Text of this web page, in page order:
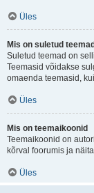
Üles
Mis on suletud
Suletud teemad on
Teemasid võidakse
omaenda teemasid,
Üles
Mis on teemaikoonid
Teemaikoonid on
kõrval foorumis ja
Üles